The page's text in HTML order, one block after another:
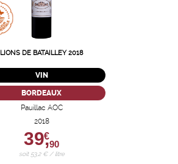
LIONS DE BATAILLEY 2018
VIN
BORDEAUX
Pauillac AOC
2018
39,
€
90
soit 53,2 € / litre